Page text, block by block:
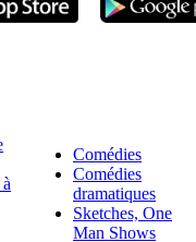
Comédies
Comédies
dramatiques
Sketches, One
Man Shows